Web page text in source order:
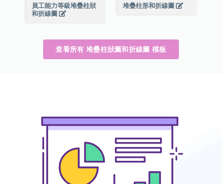
員工能力等級堆疊柱狀
和折線圖
堆疊柱形和折線圖
查看所有 堆疊柱狀圖和折線圖 模板